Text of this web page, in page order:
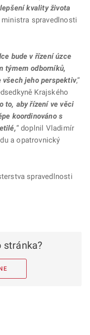
kvality života
spravedlnosti
bude v řízení úzce
týmem odborníků,
jeho perspektiv,“
Krajského
to, aby řízení ve věci
koordinováno s
“ doplnil Vladimír
a opatrovnický
spravedlnosti
stránka?